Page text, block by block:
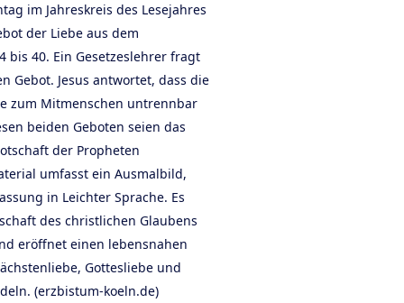
im Jahreskreis des Lesejahres
der Liebe aus dem
bis 40. Ein Gesetzeslehrer fragt
Gebot. Jesus antwortet, dass die
zum Mitmenschen untrennbar
beiden Geboten seien das
der Propheten
umfasst ein Ausmalbild,
in Leichter Sprache. Es
des christlichen Glaubens
eröffnet einen lebensnahen
Gottesliebe und
(erzbistum-koeln.de)